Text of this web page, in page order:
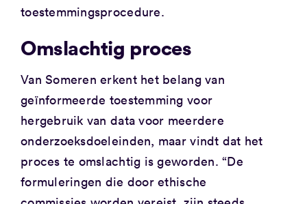
toestemmingsprocedure.
Omslachtig proces
Van Someren erkent het belang van
geïnformeerde toestemming voor
hergebruik van data voor meerdere
onderzoeksdoeleinden, maar vindt dat het
proces te omslachtig is geworden. “De
formuleringen die door ethische